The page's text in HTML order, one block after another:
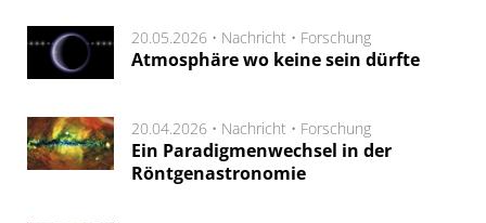
20.05.2026 • Nachricht • Forschung
Atmosphäre wo keine sein dürfte
20.04.2026 • Nachricht • Forschung
Ein Paradigmenwechsel in der
Röntgenastronomie